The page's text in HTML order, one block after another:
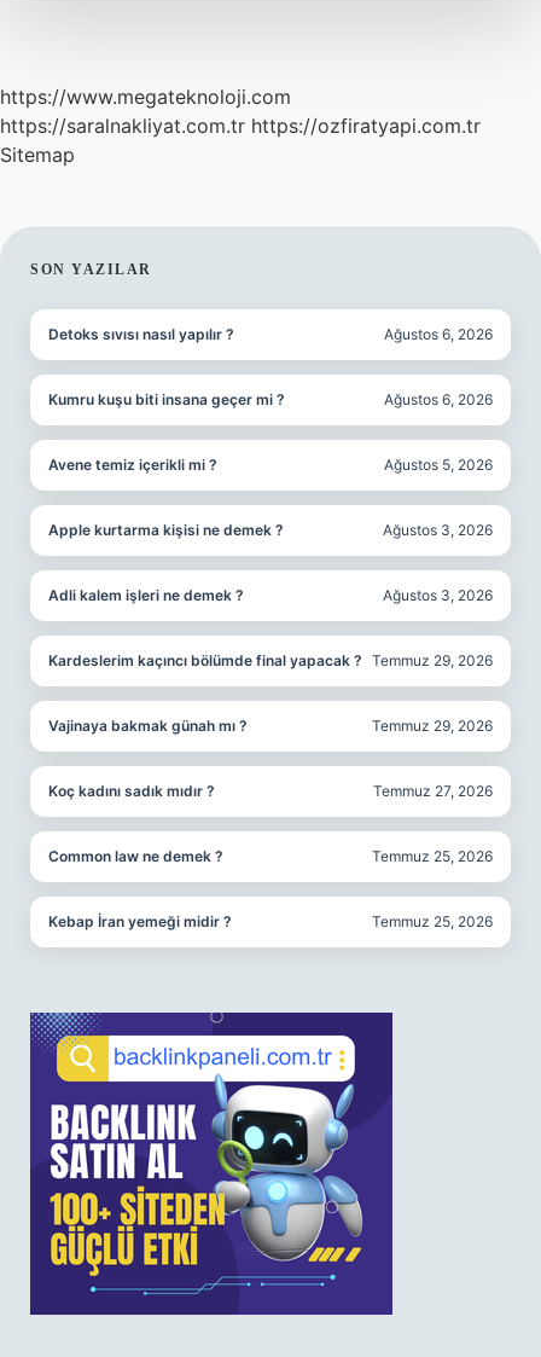
https://www.megateknoloji.com
https://saralnakliyat.com.tr https://ozfiratyapi.com.tr
Sitemap
SIDEBAR
SON YAZILAR
Detoks sıvısı nasıl yapılır ? Ağustos 6, 2026
Kumru kuşu biti insana geçer mi ? Ağustos 6, 2026
Avene temiz içerikli mi ? Ağustos 5, 2026
Apple kurtarma kişisi ne demek ? Ağustos 3, 2026
Adli kalem işleri ne demek ? Ağustos 3, 2026
Kardeslerim kaçıncı bölümde final yapacak ? Temmuz 29, 2026
Vajinaya bakmak günah mı ? Temmuz 29, 2026
Koç kadını sadık mıdır ? Temmuz 27, 2026
Common law ne demek ? Temmuz 25, 2026
Kebap İran yemeği midir ? Temmuz 25, 2026